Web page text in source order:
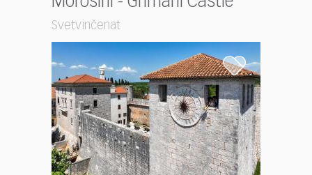
Svetvinčenat